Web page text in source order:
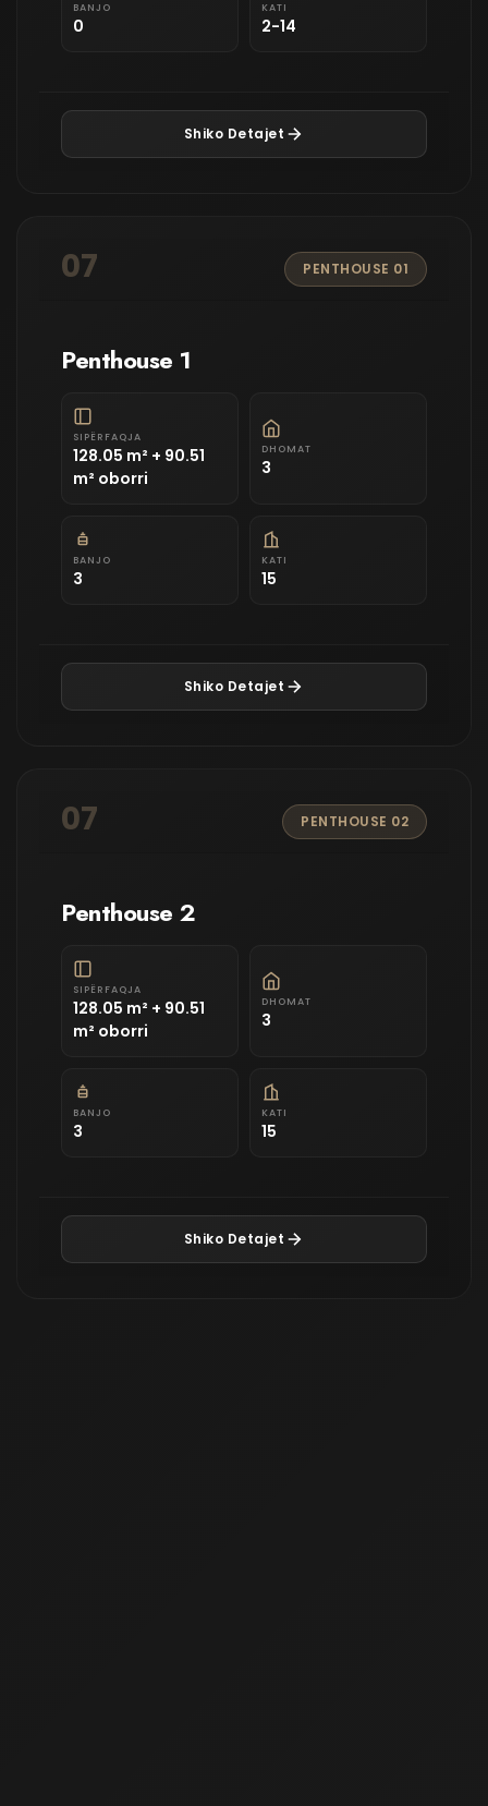
BANJO
0
KATI
2-14
Shiko Detajet
07 PENTHOUSE 01
Penthouse 1
SIPËRFAQJA
128.05 m² + 90.51
m² oborri
DHOMAT
3
BANJO
3
KATI
15
Shiko Detajet
07 PENTHOUSE 02
Penthouse 2
SIPËRFAQJA
128.05 m² + 90.51
m² oborri
DHOMAT
3
BANJO
3
KATI
15
Shiko Detajet